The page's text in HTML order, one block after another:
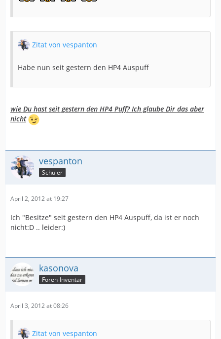
Zitat von vespanton
Habe nun seit gestern den HP4 Auspuff
wie Du hast seit gestern den HP4 Puff? Ich glaube Dir das aber
nicht
vespanton
Schüler
April 2, 2012 at 19:27
Ich "Besitze" seit gestern den HP4 Auspuff, da ist er noch
nicht:D .. leider:)
kasonova
Foren-Inventar
April 3, 2012 at 08:26
Zitat von vespanton